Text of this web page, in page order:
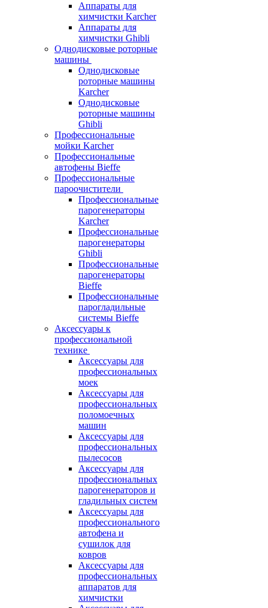
Аппараты для
химчистки Karcher
Аппараты для
химчистки Ghibli
Однодисковые роторные
машины
Однодисковые
роторные машины
Karcher
Однодисковые
роторные машины
Ghibli
Профессиональные
мойки Karcher
Профессиональные
автофены Bieffe
Профессиональные
пароочистители
Профессиональные
парогенераторы
Karcher
Профессиональные
парогенераторы
Ghibli
Профессиональные
парогенераторы
Bieffe
Профессиональные
парогладильные
системы Bieffe
Аксессуары к
профессиональной
технике
Аксессуары для
профессиональных
моек
Аксессуары для
профессиональных
поломоечных
машин
Аксессуары для
профессиональных
пылесосов
Аксессуары для
профессиональных
парогенераторов и
гладильных систем
Аксессуары для
профессионального
автофена и
сушилок для
ковров
Аксессуары для
профессиональных
аппаратов для
химчистки